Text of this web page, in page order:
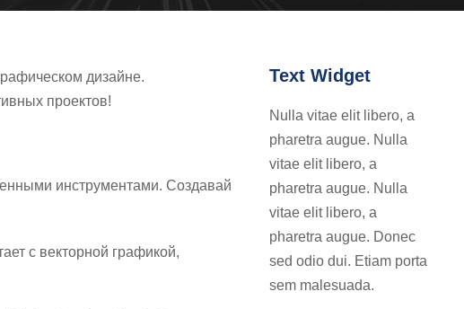
дизайне.
проектов!
инструментами. Создавай
с векторной графикой,
Text Widget
Nulla vitae elit libero, a
pharetra augue. Nulla
vitae elit libero, a
pharetra augue. Nulla
vitae elit libero, a
pharetra augue. Donec
sed odio dui. Etiam porta
sem malesuada.